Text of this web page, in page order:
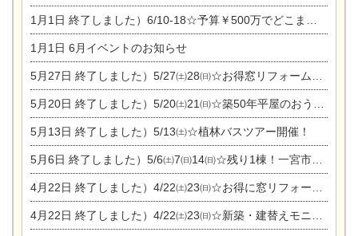
1月1日 終了しました）6/10-18☆予算￥500万でどこまでできるの？リフォーム相談会
1月1日 6月イベントのお知らせ
5月27日 終了しました）5/27㈯28㈰☆お得窓リフォーム個別相談会
5月20日 終了しました）5/20㈯21㈰☆築50年平屋のおうちリノベーション完成見学会
5月13日 終了しました）5/13㈯☆植林バスツアー開催！
5月6日 終了しました）5/6㈯7㈰14㈰☆残り1棟！一宮市限定モニター募集相談会(新築・建替え)
4月22日 終了しました）4/22㈯23㈰☆お得に窓リフォーム個別相談会
4月22日 終了しました）4/22㈯23㈰☆新築・建替えモニター募集個別相談会